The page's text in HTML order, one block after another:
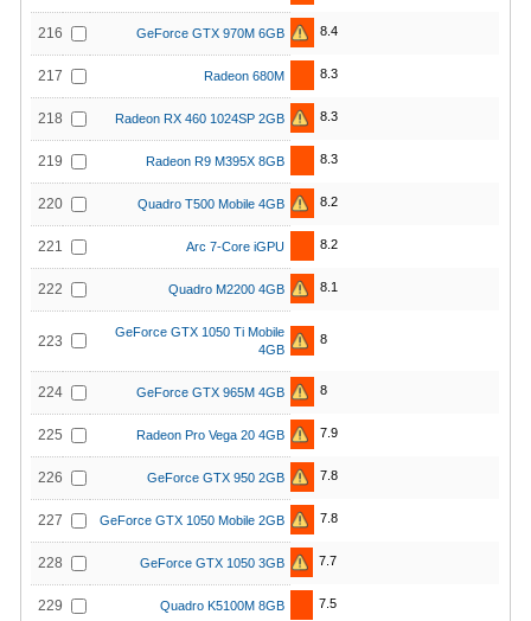
216 GeForce GTX 970M 6GB 8.4
217 Radeon 680M 8.3
218 Radeon RX 460 1024SP 2GB 8.3
219 Radeon R9 M395X 8GB 8.3
220 Quadro T500 Mobile 4GB 8.2
221 Arc 7-Core iGPU 8.2
222 Quadro M2200 4GB 8.1
223
GeForce GTX 1050 Ti Mobile
4GB
8
224 GeForce GTX 965M 4GB 8
225 Radeon Pro Vega 20 4GB 7.9
226 GeForce GTX 950 2GB 7.8
227 GeForce GTX 1050 Mobile 2GB 7.8
228 GeForce GTX 1050 3GB 7.7
229 Quadro K5100M 8GB 7.5